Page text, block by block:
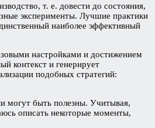
т. е. довести до состояния,
эксперименты. Лучшие практики
наиболее эффективный
настройками и достижением
контекст и генерирует
подобных стратегий:
могут быть полезны. Учитывая,
описать некоторые моменты,